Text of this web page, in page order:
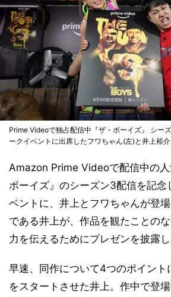
Prime Videoで独占配信中『ザ・ボーイズ』 シー
ークイベントに出席したフワちゃん(左)と井上
Amazon Prime Videoで配信中の人
ボーイズ』のシーズン3配信を記念
ベントに、井上とフワちゃんが登
である井上が、作品を観たことの
力を伝えるためにプレゼンを披露し
早速、同作について4つのポイント
をスタートさせた井上。作中で登